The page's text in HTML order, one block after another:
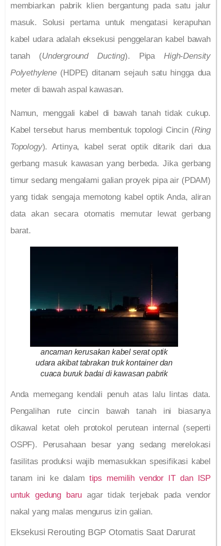
membiarkan pabrik klien bergantung pada satu jalur
masuk. Solusi pertama untuk mengatasi kerapuhan
kabel udara adalah eksekusi penggelaran kabel bawah
tanah (Underground Ducting). PipaHigh-Density
Polyethylene(HDPE) ditanam sejauh satu hingga dua
meter di bawah aspal kawasan.
Namun, menggali kabel di bawah tanah tidak cukup.
Kabel tersebut harus membentuk topologi Cincin (Ring
Topology). Artinya, kabel serat optik ditarik dari dua
gerbang masuk kawasan yang berbeda. Jika gerbang
timur sedang mengalami galian proyek pipa air (PDAM)
yang tidak sengaja memotong kabel optik Anda, aliran
data akan secara otomatis memutar lewat gerbang
barat.
ancaman kerusakan kabel serat optik
udara akibat tabrakan truk kontainer dan
cuaca buruk badai di kawasan pabrik
Anda memegang kendali penuh atas lalu lintas data.
Pengalihan rute cincin bawah tanah ini biasanya
dikawal ketat oleh protokol perutean internal (seperti
OSPF). Perusahaan besar yang sedang merelokasi
fasilitas produksi wajib memasukkan spesifikasi kabel
tanam ini ke dalam tips memilih vendor IT dan ISP
untuk gedung baru agar tidak terjebak pada vendor
nakal yang malas mengurus izin galian.
Eksekusi Rerouting BGP Otomatis Saat Darurat